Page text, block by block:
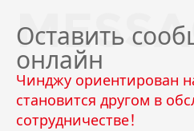
Оставить
онлайн
Чинджу ориентирован
становится другом в
сотрудничестве！